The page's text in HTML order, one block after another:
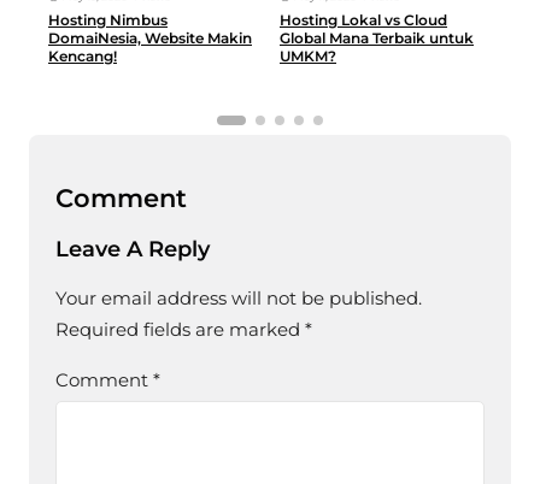
Hosting Nimbus
DomaiNesia, Website Makin
Kencang!
Hosting Lokal vs Cloud
Global Mana Terbaik untuk
UMKM?
Comment
Leave A Reply
Your email address will not be published.
Required fields are marked *
Comment *